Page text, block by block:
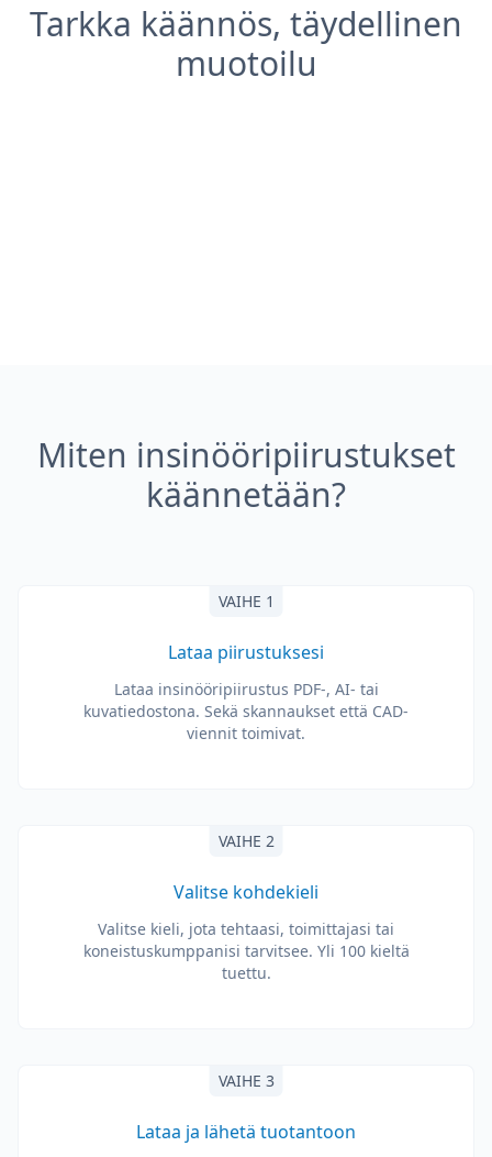
Tarkka käännös, täydellinen
muotoilu
Miten insinööripiirustukset
käännetään?
VAIHE 1
Lataa piirustuksesi
Lataa insinööripiirustus PDF-, AI- tai
kuvatiedostona. Sekä skannaukset että CAD-
viennit toimivat.
VAIHE 2
Valitse kohdekieli
Valitse kieli, jota tehtaasi, toimittajasi tai
koneistuskumppanisi tarvitsee. Yli 100 kieltä
tuettu.
VAIHE 3
Lataa ja lähetä tuotantoon